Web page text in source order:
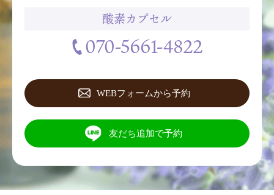
酸素カプセル
070-5661-4822
WEBフォームから予約
友だち追加で予約